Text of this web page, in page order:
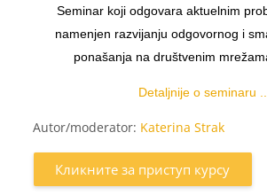
Seminar koji odgovara aktuelnim
namenjen razvijanju odgovornog i
ponašanja na društvenim
Detaljnije o seminaru ...
Autor/moderator: Katerina Strak
Кликните за приступ курсу